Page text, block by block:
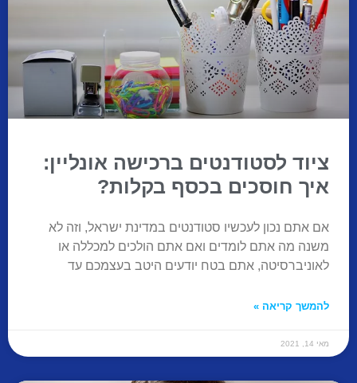
ציוד לסטודנטים ברכישה אונליין:
איך חוסכים בכסף בקלות?
אם אתם נכון לעכשיו סטודנטים במדינת ישראל, וזה לא
משנה מה אתם לומדים ואם אתם הולכים למכללה או
לאוניברסיטה, אתם בטח יודעים היטב בעצמכם עד
להמשך קריאה »
מאי 14, 2021